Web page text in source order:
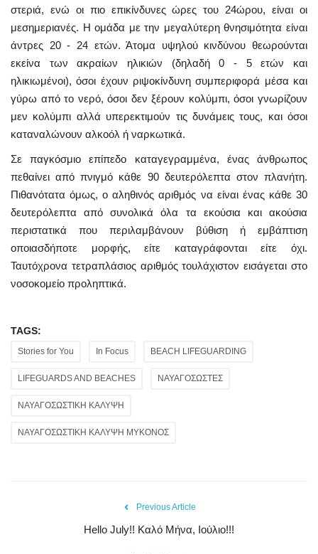
στεριά, ενώ οι πιο επικίνδυνες ώρες του 24ώρου, είναι οι
μεσημεριανές. Η ομάδα με την μεγαλύτερη θνησιμότητα είναι
άντρες 20 - 24 ετών. Άτομα υψηλού κινδύνου θεωρούνται
εκείνα των ακραίων ηλικιών (δηλαδή 0 - 5 ετών και
ηλικιωμένοι), όσοι έχουν ριψοκίνδυνη συμπεριφορά μέσα και
γύρω από το νερό, όσοι δεν ξέρουν κολύμπι, όσοι γνωρίζουν
μεν κολύμπι αλλά υπερεκτιμούν τις δυνάμεις τους, και όσοι
καταναλώνουν αλκοόλ ή ναρκωτικά.
Σε παγκόσμιο επίπεδο καταγεγραμμένα, ένας άνθρωπος
πεθαίνει από πνιγμό κάθε 90 δευτερόλεπτα στον πλανήτη.
Πιθανότατα όμως, ο αληθινός αριθμός να είναι ένας κάθε 30
δευτερόλεπτα από συνολικά όλα τα εκούσια και ακούσια
περιστατικά που περιλαμβάνουν βύθιση ή εμβάπτιση
οποιασδήποτε μορφής, είτε καταγράφονται είτε όχι.
Ταυτόχρονα τετραπλάσιος αριθμός τουλάχιστον εισάγεται στο
νοσοκομείο προληπτικά.
TAGS:
Stories for You In Focus BEACH LIFEGUARDING
LIFEGUARDS AND BEACHES ΝΑΥΑΓΟΣΩΣΤΕΣ
ΝΑΥΑΓΟΣΩΣΤΙΚΗ ΚΑΛΥΨΗ
ΝΑΥΑΓΟΣΩΣΤΙΚΗ ΚΑΛΥΨΗ ΜΥΚΟΝΟΣ
Previous Article
Hello July!! Καλό Μήνα, Ιούλιο!!!